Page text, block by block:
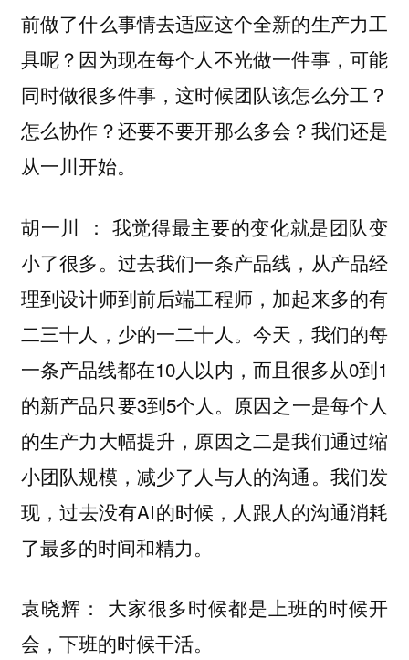
前做了什么事情去适应这个全新的生产力工
具呢？因为现在每个人不光做一件事，可能
同时做很多件事，这时候团队该怎么分工？
怎么协作？还要不要开那么多会？我们还是
从一川开始。
胡一川 ： 我觉得最主要的变化就是团队变
小了很多。过去我们一条产品线，从产品经
理到设计师到前后端工程师，加起来多的有
二三十人，少的一二十人。今天，我们的每
一条产品线都在10人以内，而且很多从0到1
的新产品只要3到5个人。原因之一是每个人
的生产力大幅提升，原因之二是我们通过缩
小团队规模，减少了人与人的沟通。我们发
现，过去没有AI的时候，人跟人的沟通消耗
了最多的时间和精力。
袁晓辉：
大家很多时候都是上班的时候开
会，下班的时候干活。